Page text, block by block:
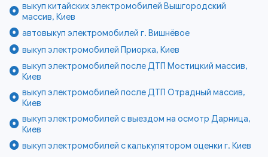
выкуп китайских электромобилей Вышгородский
массив, Киев
автовыкуп электромобилей г. Вишнёвое
выкуп электромобилей Приорка, Киев
выкуп электромобилей после ДТП Мостицкий массив,
Киев
выкуп электромобилей после ДТП Отрадный массив,
Киев
выкуп электромобилей с выездом на осмотр Дарница,
Киев
выкуп электромобилей с калькулятором оценки г. Киев